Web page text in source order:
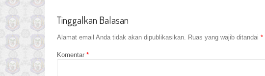
Tinggalkan Balasan
Alamat email Anda tidak akan dipublikasikan. Ruas yang wajib ditandai *
Komentar *